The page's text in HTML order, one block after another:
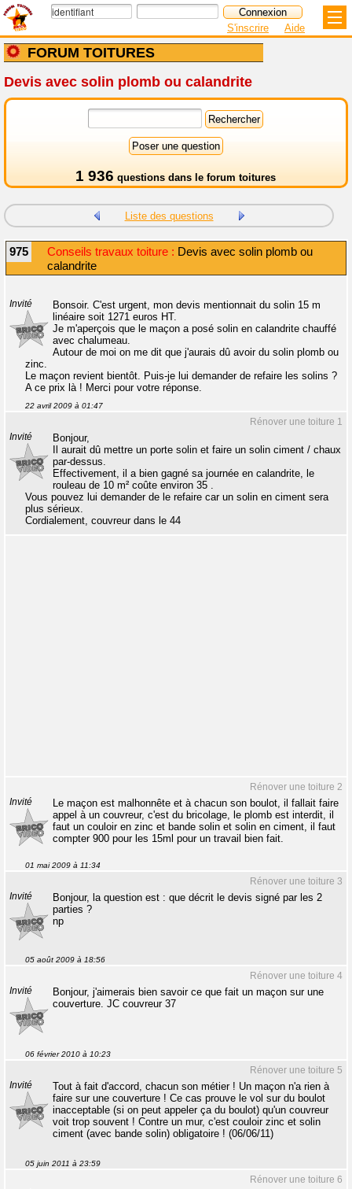
FORUM TOITURES
S'inscrire Aide
Devis avec solin plomb ou calandrite
1 936 questions dans le forum toitures
Liste des questions
975 Conseils travaux toiture : Devis avec solin plomb ou
calandrite
Invité
Bonsoir. C'est urgent, mon devis mentionnait du solin 15 m
linéaire soit 1271 euros HT.
Je m'aperçois que le maçon a posé solin en calandrite chauffé
avec chalumeau.
Autour de moi on me dit que j'aurais dû avoir du solin plomb ou
zinc.
Le maçon revient bientôt. Puis-je lui demander de refaire les solins ?
A ce prix là ! Merci pour votre réponse.
22 avril 2009 à 01:47
Rénover une toiture 1
Invité
Bonjour,
Il aurait dû mettre un porte solin et faire un solin ciment / chaux
par-dessus.
Effectivement, il a bien gagné sa journée en calandrite, le
rouleau de 10 m² coûte environ 35 .
Vous pouvez lui demander de le refaire car un solin en ciment sera
plus sérieux.
Cordialement, couvreur dans le 44
Rénover une toiture 2
Invité
Le maçon est malhonnête et à chacun son boulot, il fallait faire
appel à un couvreur, c'est du bricolage, le plomb est interdit, il
faut un couloir en zinc et bande solin et solin en ciment, il faut
compter 900 pour les 15ml pour un travail bien fait.
01 mai 2009 à 11:34
Rénover une toiture 3
Invité
Bonjour, la question est : que décrit le devis signé par les 2
parties ?
np
05 août 2009 à 18:56
Rénover une toiture 4
Invité
Bonjour, j'aimerais bien savoir ce que fait un maçon sur une
couverture. JC couvreur 37
06 février 2010 à 10:23
Rénover une toiture 5
Invité
Tout à fait d'accord, chacun son métier ! Un maçon n'a rien à
faire sur une couverture ! Ce cas prouve le vol sur du boulot
inacceptable (si on peut appeler ça du boulot) qu'un couvreur
voit trop souvent ! Contre un mur, c'est couloir zinc et solin
ciment (avec bande solin) obligatoire ! (06/06/11)
05 juin 2011 à 23:59
Rénover une toiture 6